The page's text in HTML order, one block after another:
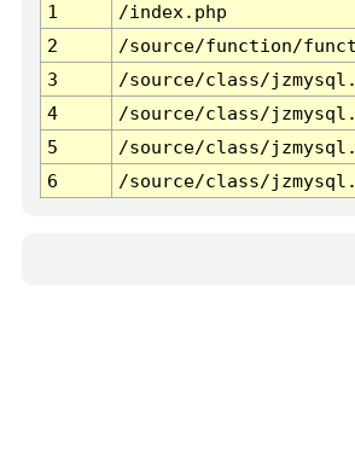
1
/index.php
2
/source/function/
3
/source/class/
4
/source/class/
5
/source/class/
6
/source/class/